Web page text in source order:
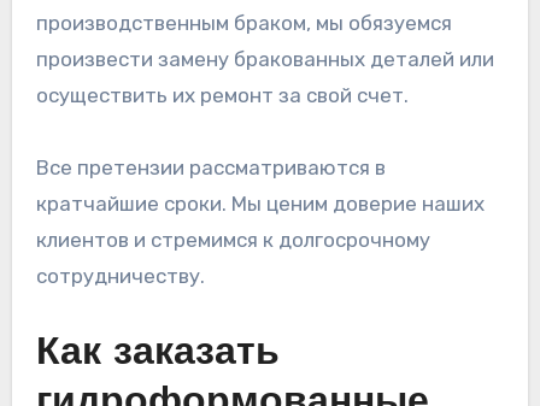
производственным браком, мы обязуемся
произвести замену бракованных деталей или
осуществить их ремонт за свой счет.
Все претензии рассматриваются в
кратчайшие сроки. Мы ценим доверие наших
клиентов и стремимся к долгосрочному
сотрудничеству.
Как заказать